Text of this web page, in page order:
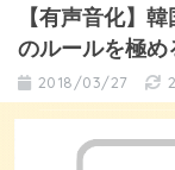
【有声音化】
のルールを極め
2018/03/27